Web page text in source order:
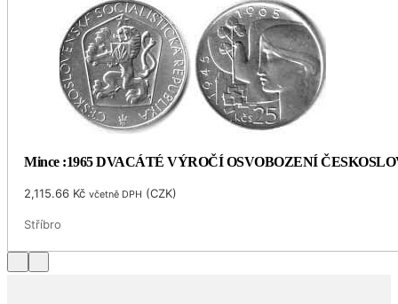
Mince :1965 DVACÁTÉ VÝROČÍ OSVOBOZENÍ
2,115.66 Kč včetně DPH (CZK)
Stříbro